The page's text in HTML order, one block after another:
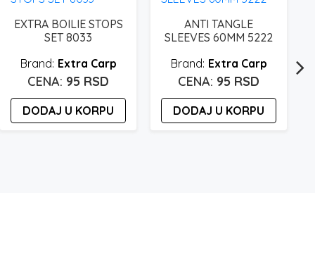
EXTRA BOILIE STOPS
SET 8033
Extra Carp
95 RSD
DODAJ U KORPU
ANTI TANGLE
SLEEVES 60MM 5222
Extra Carp
95 RSD
DODAJ U KORPU